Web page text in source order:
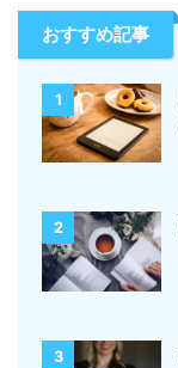
おすすめ記事
1
2
3